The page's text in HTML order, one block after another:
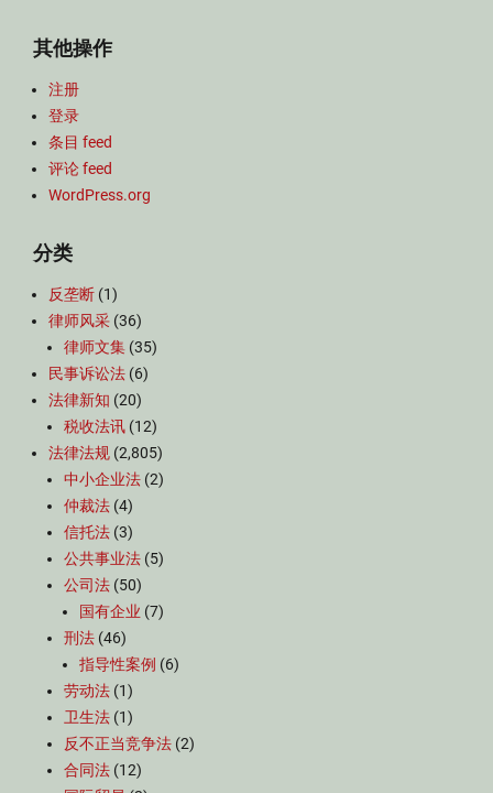
其他操作
注册
登录
条目 feed
评论 feed
WordPress.org
分类
反垄断 (1)
律师风采 (36)
律师文集 (35)
民事诉讼法 (6)
法律新知 (20)
税收法讯 (12)
法律法规 (2,805)
中小企业法 (2)
仲裁法 (4)
信托法 (3)
公共事业法 (5)
公司法 (50)
国有企业 (7)
刑法 (46)
指导性案例 (6)
劳动法 (1)
卫生法 (1)
反不正当竞争法 (2)
合同法 (12)